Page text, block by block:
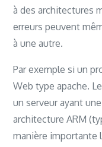
à des architectures
erreurs peuvent
à une autre.
Par exemple si un
Web type apache.
un serveur ayant
architecture ARM
manière importante